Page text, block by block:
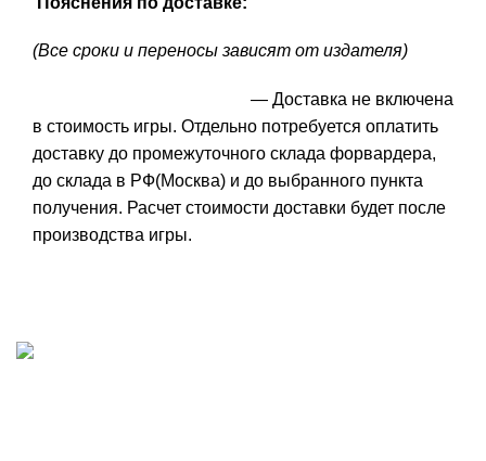
(Все сроки и переносы зависят от издателя)
— Доставка не включена
в стоимость игры. Отдельно потребуется оплатить
доставку до промежуточного склада форвардера,
до склада в РФ(Москва) и до выбранного пункта
получения. Расчет стоимости доставки будет после
производства игры.